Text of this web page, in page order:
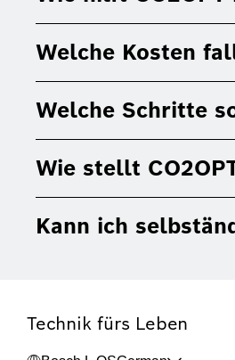
Welche Kosten
Welche Schritte
Wie stellt
Kann ich
Technik fürs Leben